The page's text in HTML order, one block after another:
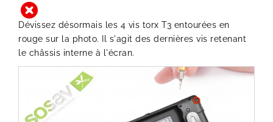
Dévissez désormais les 4 vis torx T3 entourées en
rouge sur la photo. Il s'agit des dernières vis retenant
le châssis interne à l'écran.